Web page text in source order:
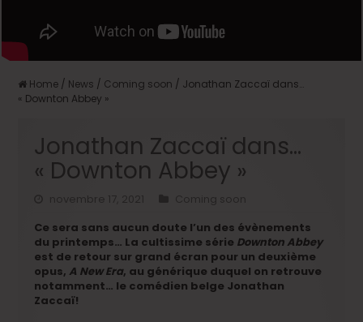
Home / News / Coming soon / Jonathan Zaccaï dans…
« Downton Abbey »
Jonathan Zaccaï dans…
« Downton Abbey »
novembre 17, 2021
Coming soon
Ce sera sans aucun doute l’un des évènements
du printemps… La cultissime série Downton Abbey
est de retour sur grand écran pour un deuxième
opus, A New Era, au générique duquel on retrouve
notamment… le comédien belge Jonathan
Zaccaï!